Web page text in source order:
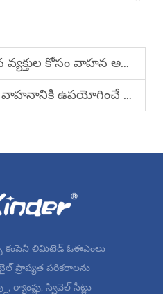
కోసం వాహన అద్దె సేవల ప్రయోజనాలు ఏమిటి?
వీల్ ఛైర్ ర్యాంప్‌ను ఎలా ఏర్పాటు చేయాలి
కంపెనీ లిమిటెడ్ ఓఈఎంలు
ప్రాప్యత పరికరాలను
ర్యాంప్లు, స్వివెల్ సీట్లు